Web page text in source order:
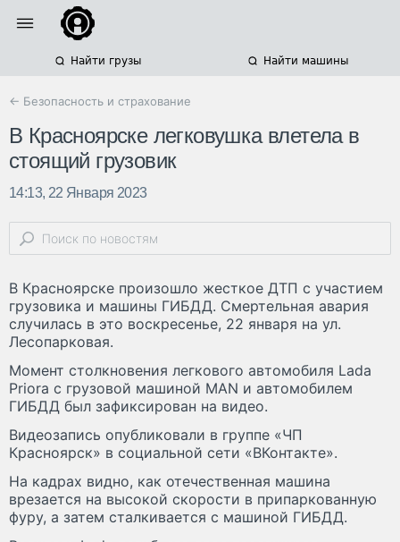
Найти грузы Найти машины
← Безопасность и страхование
В Красноярске легковушка влетела в
стоящий грузовик
14:13, 22 Января 2023
В Красноярске произошло жесткое ДТП с участием
грузовика и машины ГИБДД. Смертельная авария
случилась в это воскресенье, 22 января на ул.
Лесопарковая.
Момент столкновения легкового автомобиля Lada
Priora с грузовой машиной MAN и автомобилем
ГИБДД был зафиксирован на видео.
Видеозапись опубликовали в группе «ЧП
Красноярск» в социальной сети «ВКонтакте».
На кадрах видно, как отечественная машина
врезается на высокой скорости в припаркованную
фуру, а затем сталкивается с машиной ГИБДД.